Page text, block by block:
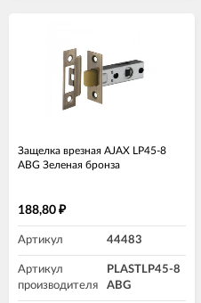
Защелка врезная AJAX LP45-8
ABG Зеленая бронза
188,80 ₽
Артикул 44483
Артикул
производителя
PLASTLP45-8
ABG